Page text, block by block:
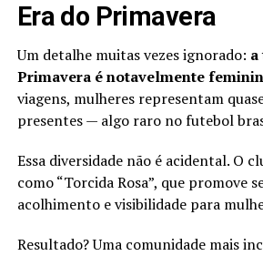
Era do Primavera
Um detalhe muitas vezes ignorado:
Primavera é notavelmente
viagens, mulheres representam
presentes — algo raro no futebol
Essa diversidade não é acidental. O
como “Torcida Rosa”, que promove
acolhimento e visibilidade para
Resultado? Uma comunidade mais